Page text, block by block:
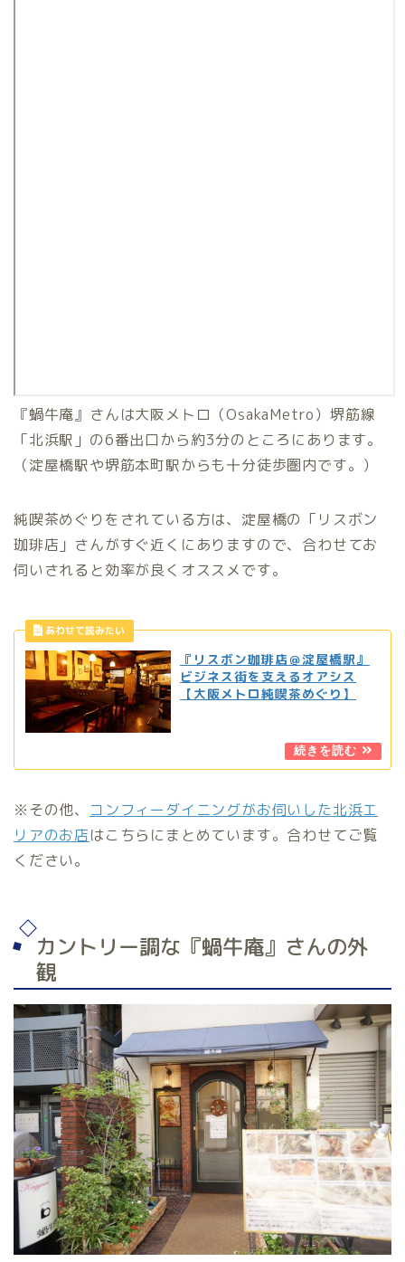
『蝸牛庵』さんは大阪メトロ（OsakaMetro）堺筋線
「北浜駅」の6番出口から約3分のところにあります。
（淀屋橋駅や堺筋本町駅からも十分徒歩圏内です。）
純喫茶めぐりをされている方は、淀屋橋の「リスボン
珈琲店」さんがすぐ近くにありますので、合わせてお
伺いされると効率が良くオススメです。
『リスボン珈琲店＠淀屋橋駅』
ビジネス街を支えるオアシス
【大阪メトロ純喫茶めぐり】
※その他、 コンフィーダイニングがお伺いした北浜エ
リアのお店はこちらにまとめています。合わせてご覧
ください。
カントリー調な『蝸牛庵』さんの外
観